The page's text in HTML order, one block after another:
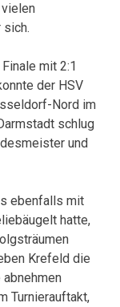
mit 2:1
der HSV
Nord im
schlug
und
ebenfalls mit
hatte,
Krefeld die
Turnierauftakt,